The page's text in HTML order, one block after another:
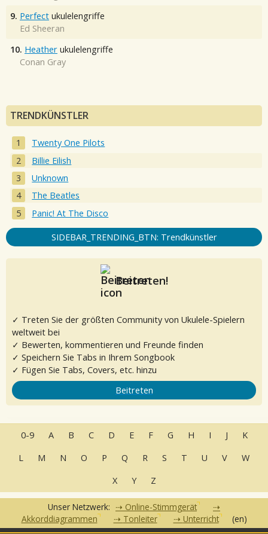
9. Perfect ukulelengriffe
Ed Sheeran
10. Heather ukulelengriffe
Conan Gray
TRENDKÜNSTLER
Twenty One Pilots
Billie Eilish
Unknown
The Beatles
Panic! At The Disco
SIDEBAR_TRENDING_BTN: Trendkünstler
Beitreten!
✓ Treten Sie der größten Community von Ukulele-Spielern
weltweit bei
✓ Bewerten, kommentieren und Freunde finden
✓ Speichern Sie Tabs in Ihrem Songbook
✓ Fügen Sie Tabs, Covers, etc. hinzu
Beitreten
0-9 A B C D E F G H I J
K
L
M N O P Q R S T U V
W
X
Y Z
Unser Netzwerk:
Online-Stimmgerät
Akkorddiagrammen
Tonleiter Unterricht (en)